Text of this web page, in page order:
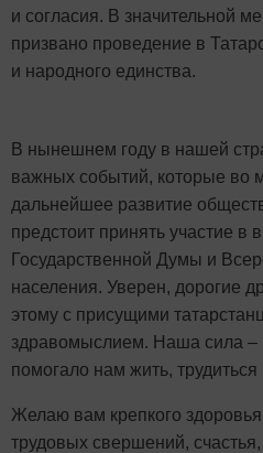
и согласия. В значительной
призвано проведение в
и народного единства.
В нынешнем году в нашей
важных событий, которые во
дальнейшее развитие
предстоит принять участие в
Государственной Думы и
населения. Уверен, дорогие
этому с присущими
здравомыслием. Наша сила –
помогало нам жить,
Желаю вам крепкого
трудовых свершений,